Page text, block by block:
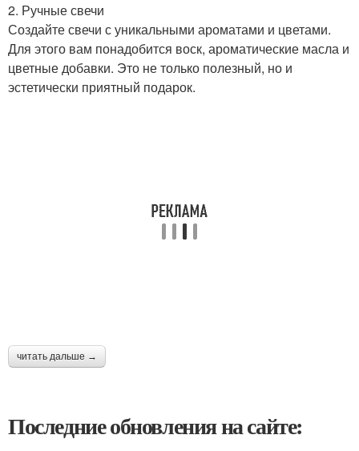
2. Ручные свечи
Создайте свечи с уникальными ароматами и цветами.
Для этого вам понадобится воск, ароматические масла и
цветные добавки. Это не только полезный, но и
эстетически приятный подарок.
читать дальше →
Последние обновления на сайте: